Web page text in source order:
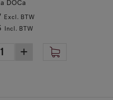
DOCa
Excl. BTW
Incl. BTW